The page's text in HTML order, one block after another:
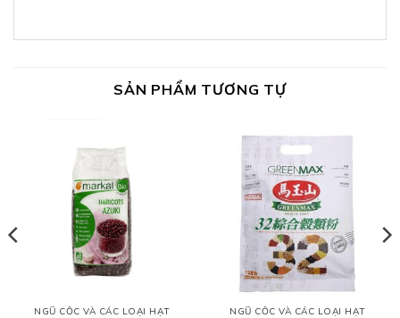
SẢN PHẨM TƯƠNG TỰ
NGŨ CỐC VÀ CÁC LOẠI HẠT NGŨ CỐC VÀ CÁC LOẠI HẠT